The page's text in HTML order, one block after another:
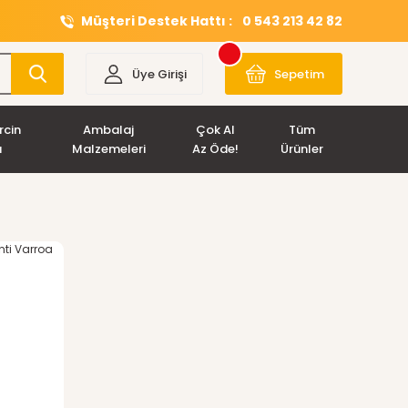
Müşteri Destek Hattı : 0 543 213 42 82
Üye Girişi Sepetim
Ambalaj
Malzemeleri
Çok Al
Az Öde!
Tüm
Ürünler